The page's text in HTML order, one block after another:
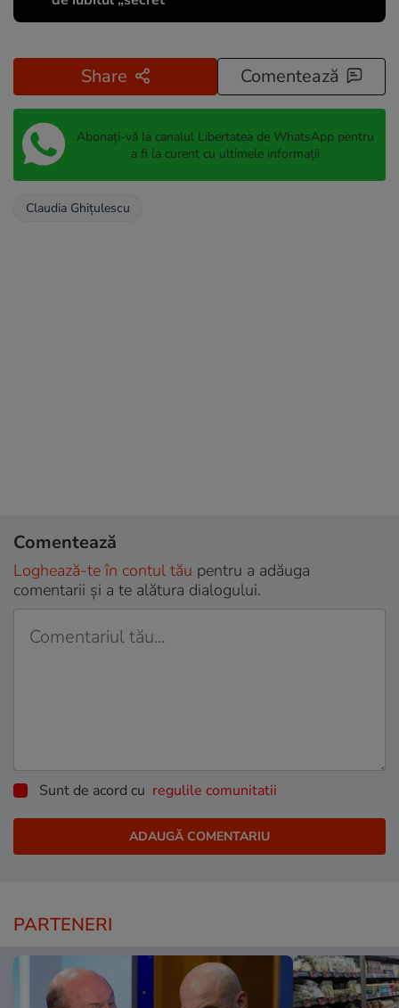
Share Comentează
Abonați-vă la canalul Libertatea de WhatsApp pentru
a fi la curent cu ultimele informații
Claudia Ghiţulescu
Comentează
Loghează-te în contul tău pentru a adăuga
comentarii și a te alătura dialogului.
Sunt de acord cu regulile comunitatii
PARTENERI